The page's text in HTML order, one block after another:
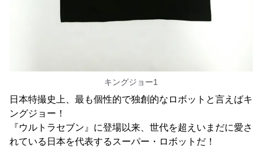
キングジョー1
日本特撮史上、最も個性的で独創的なロボットと言えばキ
ングジョー！
『ウルトラセブン』に登場以来、世代を超えいまだに愛さ
れている日本を代表するスーパー・ロボットだ！